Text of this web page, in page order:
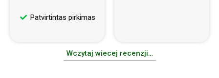
Patvirtintas pirkimas
Wczytaj wiecej recenzji…